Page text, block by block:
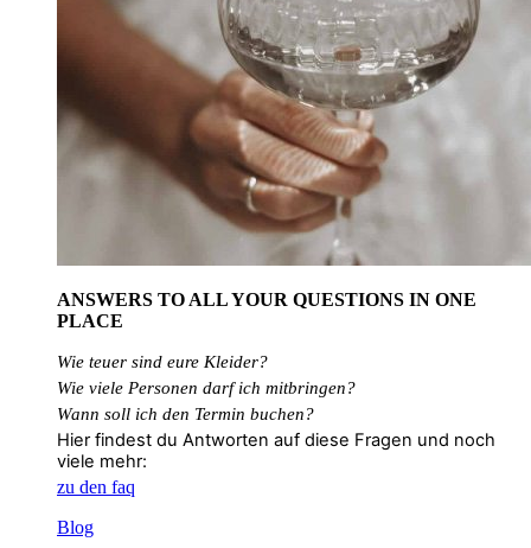
ANSWERS TO ALLYOUR QUESTIONS IN ONE
PLACE
Wie teuer sind eure Kleider?
Wie viele Personen darf ich mitbringen?
Wann soll ich den Termin buchen?
Hier findest du Antworten auf diese Fragen und noch
viele mehr:
zu den faq
Blog